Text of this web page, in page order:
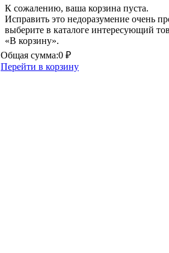
К сожалению, ваша корзина пуста.
Исправить это недоразумение очень
выберите в каталоге интересующий
«В корзину».
Общая сумма:0 ₽
Перейти в корзину